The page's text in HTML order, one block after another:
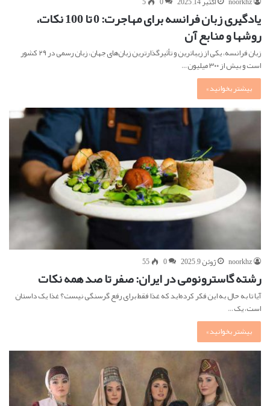
یادگیری زبان فرانسه برای مهاجرت: 0 تا 100 نکات،
روشها و منابع آن
زبان فرانسه، یکی از زیباترین و تأثیرگذارترین زبان‌های جهان، زبان رسمی در ۲۹ کشور
است و بیش از ۳۰۰ میلیون…
بیشتر بخوانید »
noorkhz ژوئن 9, 2025 0
55
رشته گاسترونومی در ایران: صفر تا صد همه نکات
آیا تا به حال به این فکر کرده‌اید که غذا فقط برای رفع گرسنگی نیست؟ غذا یک داستان
است، یک…
بیشتر بخوانید »